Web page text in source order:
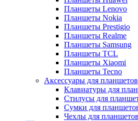
Планшеты Lenovo
Планшеты Nokia
Планшеты Prestigio
Планшеты Realme
Планшеты Samsung
Планшеты TCL
Планшеты Xiaomi
Планшеты Tecno
Аксессуары для планшетов
Клавиатуры для
Стилусы для
Сумки для
Чехлы для планшетов